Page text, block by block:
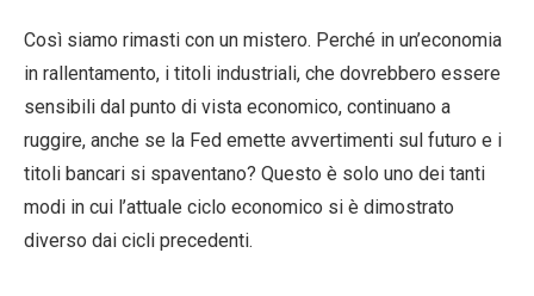
Così siamo rimasti con un mistero. Perché in un’economia
in rallentamento, i titoli industriali, che dovrebbero essere
sensibili dal punto di vista economico, continuano a
ruggire, anche se la Fed emette avvertimenti sul futuro e i
titoli bancari si spaventano? Questo è solo uno dei tanti
modi in cui l’attuale ciclo economico si è dimostrato
diverso dai cicli precedenti.